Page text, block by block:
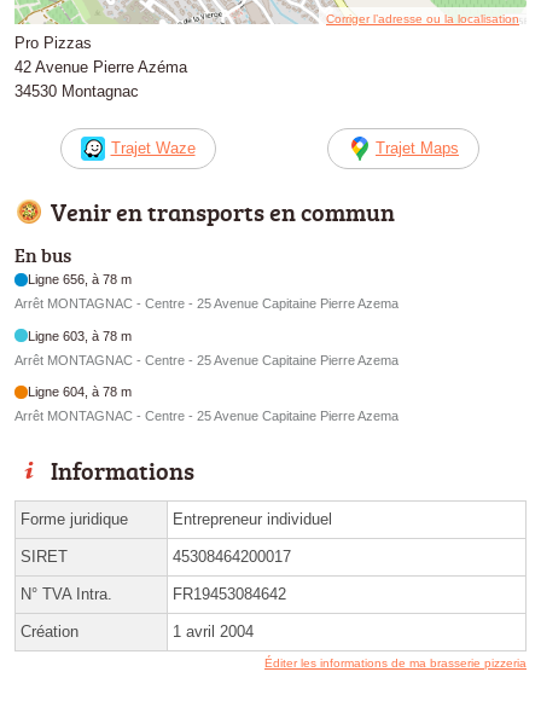
Corriger l’adresse ou la localisation
Pro Pizzas
42 Avenue Pierre Azéma
34530 Montagnac
Trajet Waze Trajet Maps
Venir en transports en commun
En bus
Ligne 656, à 78 m
Arrêt MONTAGNAC - Centre - 25 Avenue Capitaine Pierre Azema
Ligne 603, à 78 m
Arrêt MONTAGNAC - Centre - 25 Avenue Capitaine Pierre Azema
Ligne 604, à 78 m
Arrêt MONTAGNAC - Centre - 25 Avenue Capitaine Pierre Azema
Informations
Forme juridique Entrepreneur individuel
SIRET 45308464200017
N° TVA Intra. FR19453084642
Création 1 avril 2004
Éditer les informations de ma brasserie pizzeria